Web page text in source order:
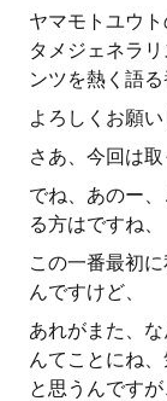
ヤマモトユウ
タメジェネラ
ンツを熱く語る
よろしくお願い
さあ、今回は
でね、あのー
る方はですね、
この一番最初
んですけど、
あれがまた、
んてことにね
と思うんですが